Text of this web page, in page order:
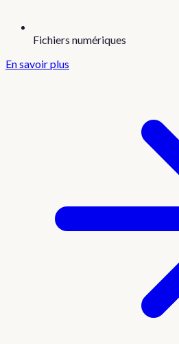
Fichiers numériques
En savoir plus